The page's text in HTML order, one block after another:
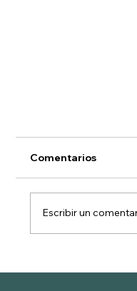
Comentarios
Escribir un